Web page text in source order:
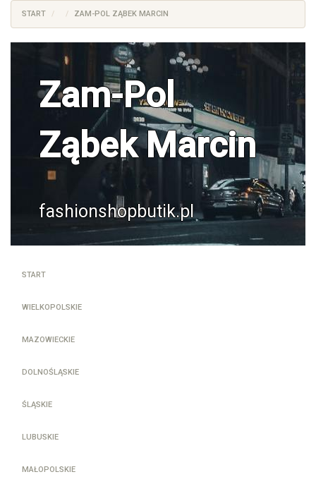
START ZAM-POL ZĄBEK MARCIN
Zam-Pol
Ząbek Marcin
fashionshopbutik.pl
START
WIELKOPOLSKIE
MAZOWIECKIE
DOLNOŚLĄSKIE
ŚLĄSKIE
LUBUSKIE
MAŁOPOLSKIE